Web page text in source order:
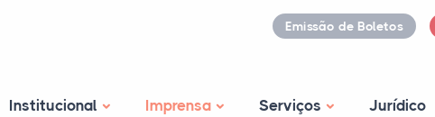
Emissão de Boletos
Institucional Imprensa Serviços Jurídico